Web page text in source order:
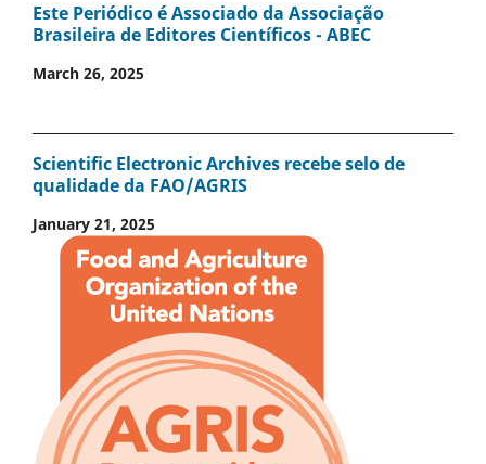
Este Periódico é Associado da Associação
Brasileira de Editores Científicos - ABEC
March 26, 2025
Scientific Electronic Archives recebe selo de
qualidade da FAO/AGRIS
January 21, 2025